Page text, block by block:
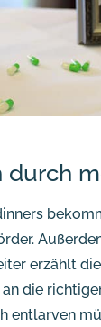
durch
erzählt
die
entlarven